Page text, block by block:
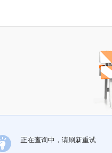
正在查询中，请刷新重试